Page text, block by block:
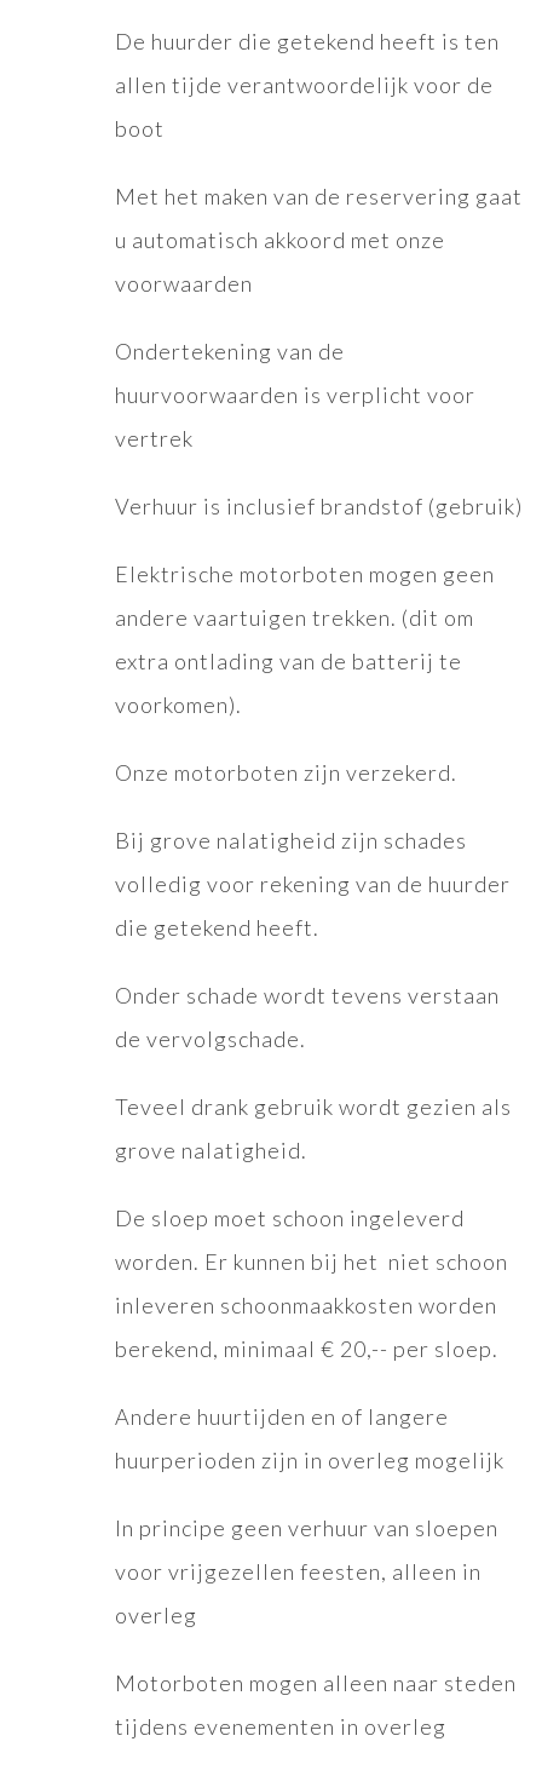
De huurder die getekend heeft is ten
allen tijde verantwoordelijk voor de
boot
Met het maken van de reservering gaat
u automatisch akkoord met onze
voorwaarden
Ondertekening van de
huurvoorwaarden is verplicht voor
vertrek
Verhuur is inclusief brandstof (gebruik)
Elektrische motorboten mogen geen
andere vaartuigen trekken. (dit om
extra ontlading van de batterij te
voorkomen).
Onze motorboten zijn verzekerd.
Bij grove nalatigheid zijn schades
volledig voor rekening van de huurder
die getekend heeft.
Onder schade wordt tevens verstaan
de vervolgschade.
Teveel drank gebruik wordt gezien als
grove nalatigheid.
De sloep moet schoon ingeleverd
worden. Er kunnen bij het niet schoon
inleveren schoonmaakkosten worden
berekend, minimaal € 20,-- per sloep.
Andere huurtijden en of langere
huurperioden zijn in overleg mogelijk
In principe geen verhuur van sloepen
voor vrijgezellen feesten, alleen in
overleg
Motorboten mogen alleen naar steden
tijdens evenementen in overleg